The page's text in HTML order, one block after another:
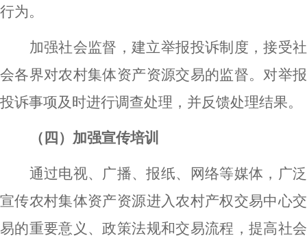
行为。
加强社会监督，建立举报投诉制度，接受社
会各界对农村集体资产资源交易的监督。对举报
投诉事项及时进行调查处理，并反馈处理结果。
（四）加强宣传培训
通过电视、广播、报纸、网络等媒体，广泛
宣传农村集体资产资源进入农村产权交易中心交
易的重要意义、政策法规和交易流程，提高社会